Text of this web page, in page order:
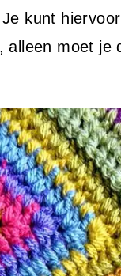
kunt
alleen moet je